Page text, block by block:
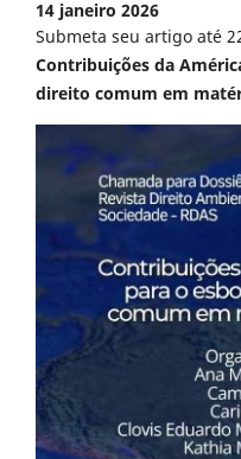
14 janeiro 2026
Submeta seu artigo até
Contribuições da
direito comum em